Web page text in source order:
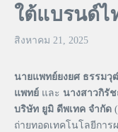
ใต้แบรนด์ไ
สิงหาคม 21, 2025
นายแพทย์ยงยศ ธรรมวุ
แพทย์ และ นางสาวกิรั
บริษัท ยูมิ ดีพเทค จำกัด
ถ่ายทอดเทคโนโลยีกา